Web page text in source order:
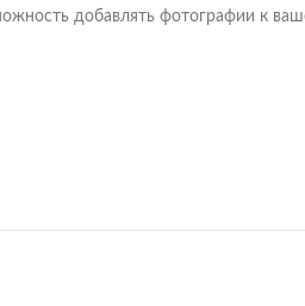
добавлять фотографии к